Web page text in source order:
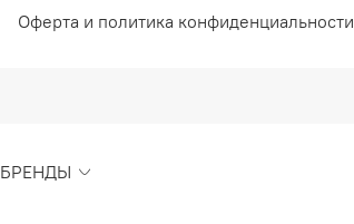
Оферта и политика конфиденциальности
БРЕНДЫ